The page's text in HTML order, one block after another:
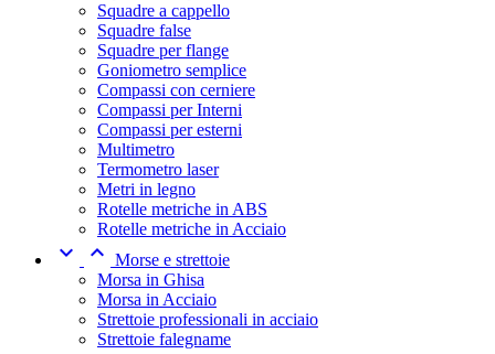
Squadre a cappello
Squadre false
Squadre per flange
Goniometro semplice
Compassi con cerniere
Compassi per Interni
Compassi per esterni
Multimetro
Termometro laser
Metri in legno
Rotelle metriche in ABS
Rotelle metriche in Acciaio
  Morse e strettoie
Morsa in Ghisa
Morsa in Acciaio
Strettoie professionali in acciaio
Strettoie falegname